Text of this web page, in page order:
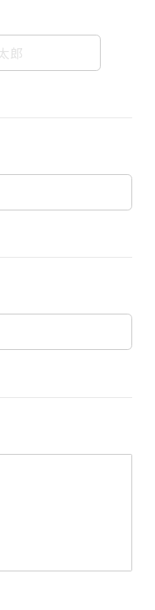
する情報であっ
所、電話番号、
別できない場合で
ことで、結果的に
個人情報に含ま
て
達成の範囲を超
することはありま
の変更の通知
の本サービスへの